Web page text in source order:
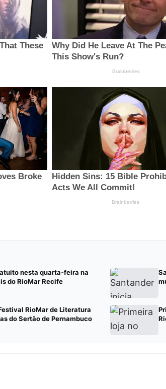
nesta quarta-feira na
do RioMar Recife
RioMar de Literatura
do Sertão de Pernambuco